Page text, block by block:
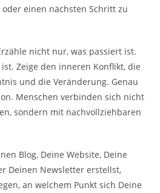
einen nächsten Schritt zu
nicht nur, was passiert ist.
Zeige den inneren Konflikt, die
und die Veränderung. Genau
Menschen verbinden sich nicht
sondern mit nachvollziehbaren
Blog, Deine Website, Deine
Deinen Newsletter erstellst,
an welchem Punkt sich Deine